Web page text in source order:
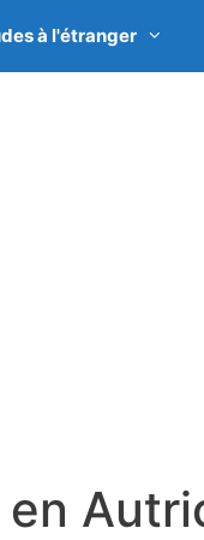
à l'étranger